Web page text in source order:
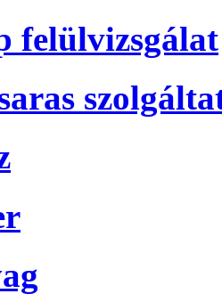
felülvizsgálat